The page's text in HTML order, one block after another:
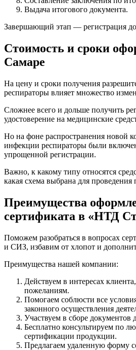
Выдача итогового документа.
Завершающий этап — регистрация
Стоимость и сроки
Самаре
На цену и сроки получения
респираторы влияет множество
Сложнее всего и дольше получить
удостоверение на медицинские
Но на фоне распространения новой
инфекции респираторы были
упрощенной регистрации.
Важно, к какому типу относятся
какая схема выбрана для проведения
Преимущества
сертификата в «НТД
Поможем разобраться в вопросах
и СИЗ, избавим от хлопот и
Преимущества нашей компании:
Действуем в интересах
пожеланиям.
Помогаем соблюсти все
законного осуществления
Участвуем в сборе документов
Бесплатно консультируем по
сертификации продукции.
Предлагаем удаленную форму